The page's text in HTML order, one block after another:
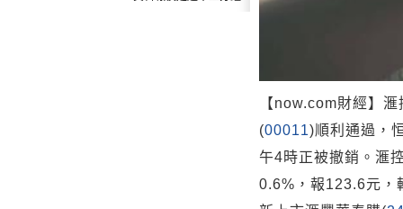
【now.com財經】滙
(00011)順利通過，
午4時正被撤銷。滙
0.6%，報123.6元，